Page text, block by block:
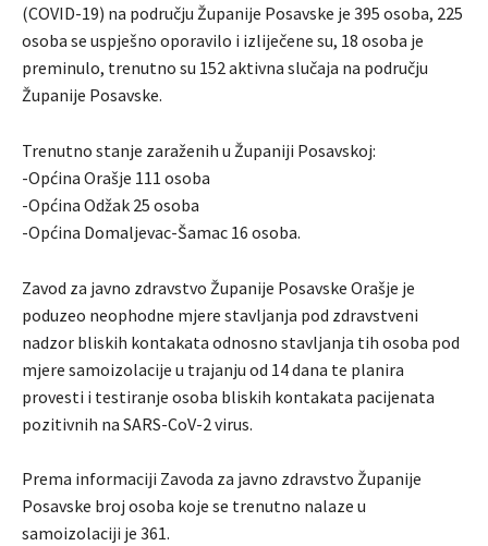
(COVID-19) na području Županije Posavske je 395 osoba, 225
osoba se uspješno oporavilo i izliječene su, 18 osoba je
preminulo, trenutno su 152 aktivna slučaja na području
Županije Posavske.
Trenutno stanje zaraženih u Županiji Posavskoj:
-Općina Orašje 111 osoba
-Općina Odžak 25 osoba
-Općina Domaljevac-Šamac 16 osoba.
Zavod za javno zdravstvo Županije Posavske Orašje je
poduzeo neophodne mjere stavljanja pod zdravstveni
nadzor bliskih kontakata odnosno stavljanja tih osoba pod
mjere samoizolacije u trajanju od 14 dana te planira
provesti i testiranje osoba bliskih kontakata pacijenata
pozitivnih na SARS-CoV-2 virus.
Prema informaciji Zavoda za javno zdravstvo Županije
Posavske broj osoba koje se trenutno nalaze u
samoizolaciji je 361.